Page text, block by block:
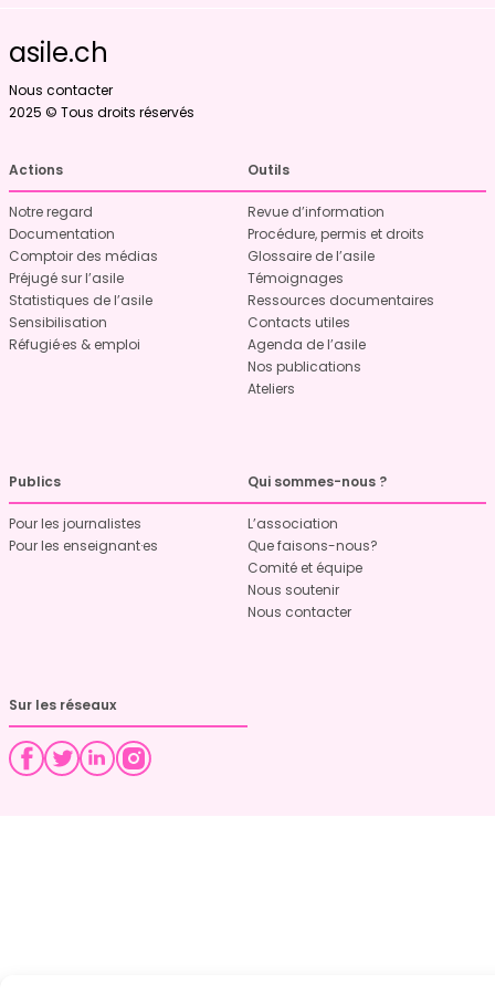
asile.ch
Nous contacter
2025 © Tous droits réservés
Actions
Notre regard
Documentation
Comptoir des médias
Préjugé sur l’asile
Statistiques de l’asile
Sensibilisation
Réfugié·es & emploi
Outils
Revue d’information
Procédure, permis et droits
Glossaire de l’asile
Témoignages
Ressources documentaires
Contacts utiles
Agenda de l’asile
Nos publications
Ateliers
Publics
Pour les journalistes
Pour les enseignant·es
Qui sommes-nous ?
L’association
Que faisons-nous?
Comité et équipe
Nous soutenir
Nous contacter
Sur les réseaux